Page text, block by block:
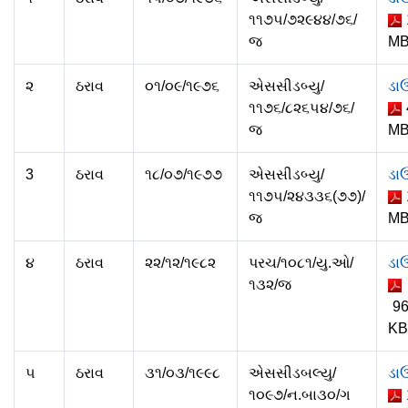
૧૧૭૫/૭૨૯૪૪/૭૬/
જ
૨ ઠરાવ ૦૧/૦૯/૧૯૭૬
એસસીડબ્યુ/
૧૧૭૬/૮૨૬૫૪/૭૬/
જ
3 ઠરાવ ૧૮/૦૭/૧૯૭૭
એસસીડબ્યુ/
૧૧૭૫/૨૪૩૩૬(૭૭)/
જ
૪ ઠરાવ ૨૨/૧૨/૧૯૮૨
પરચ/૧૦૮૧/યુ.ઓ/
૧૩૨/જ
KB
૫ ઠરાવ ૩૧/૦૩/૧૯૯૮
એસસીડબલ્યુ/
૧૦૯૭/ન.બા૩૦/ગ